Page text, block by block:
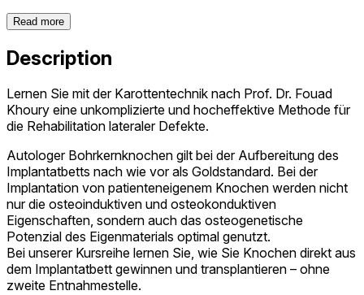
Read more
Description
Lernen Sie mit der Karottentechnik nach Prof. Dr. Fouad
Khoury eine unkomplizierte und hocheffektive Methode für
die Rehabilitation lateraler Defekte.
Autologer Bohrkernknochen gilt bei der Aufbereitung des
Implantatbetts nach wie vor als Goldstandard. Bei der
Implantation von patienteneigenem Knochen werden nicht
nur die osteoinduktiven und osteokonduktiven
Eigenschaften, sondern auch das osteogenetische
Potenzial des Eigenmaterials optimal genutzt.
Bei unserer Kursreihe lernen Sie, wie Sie Knochen direkt aus
dem Implantatbett gewinnen und transplantieren – ohne
zweite Entnahmestelle.